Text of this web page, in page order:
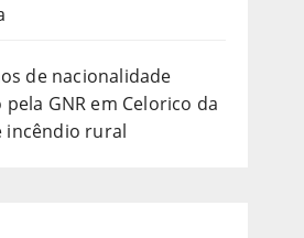
de nacionalidade
GNR em Celorico da
incêndio rural